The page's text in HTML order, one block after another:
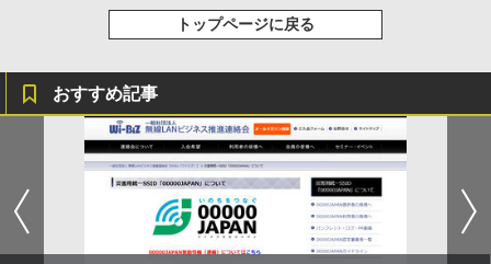
トップページに戻る
おすすめ記事